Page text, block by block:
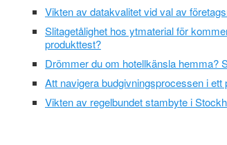
Vikten av datakvalitet vid val av
Slitagetålighet hos ytmaterial för
produkttest?
Drömmer du om hotellkänsla hemma?
Att navigera budgivningsprocessen i
Vikten av regelbundet stambyte i